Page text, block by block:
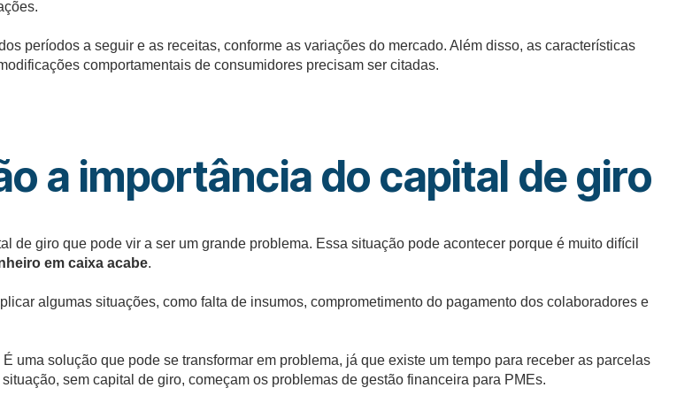
períodos a seguir e as receitas, conforme as variações do mercado. Além disso, as características
comportamentais de consumidores precisam ser citadas.
a importância do capital de giro
de giro que pode vir a ser um grande problema. Essa situação pode acontecer porque é muito difícil
em caixa acabe.
algumas situações, como falta de insumos, comprometimento do pagamento dos colaboradores e
É uma solução que pode se transformar em problema, já que existe um tempo para receber as parcelas
sem capital de giro, começam os problemas de gestão financeira para PMEs.